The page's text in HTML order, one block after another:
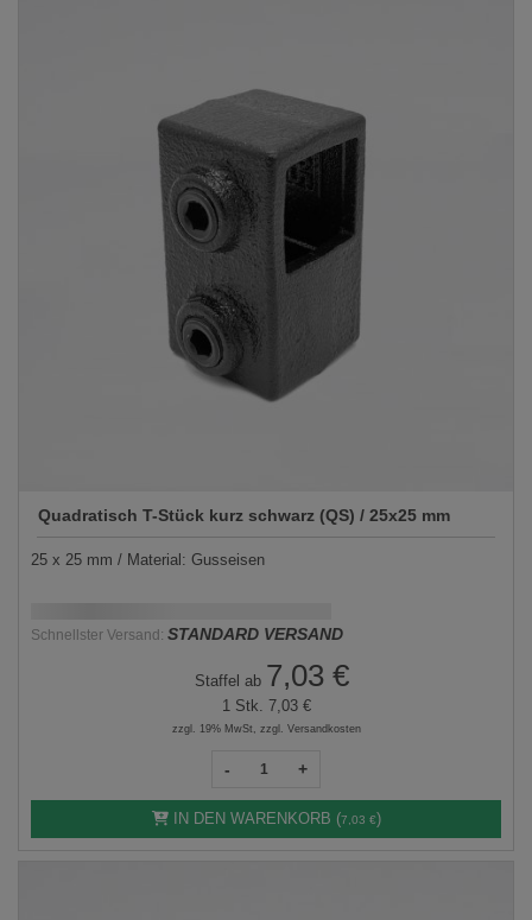
Quadratisch T-Stück kurz schwarz (QS) / 25x25 mm
25 x 25 mm / Material: Gusseisen
Schnellster Versand: STANDARD VERSAND
Staffel ab 7,03 €
1 Stk. 7,03 €
zzgl. 19% MwSt, zzgl. Versandkosten
- +
IN DEN WARENKORB (7,03 €)